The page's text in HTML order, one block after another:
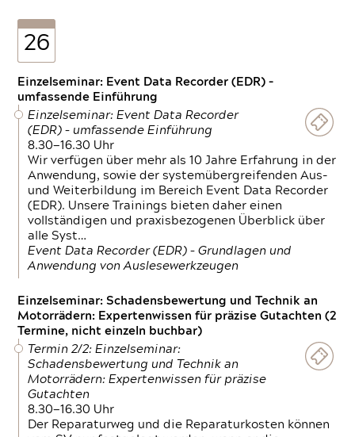
26
Einzelseminar: Event Data Recorder (EDR) –
umfassende Einführung
Einzelseminar: Event Data Recorder
(EDR) – umfassende Einführung
8.30—16.30 Uhr
Wir verfügen über mehr als 10 Jahre Erfahrung in der
Anwendung, sowie der systemübergreifenden Aus-
und Weiterbildung im Bereich Event Data Recorder
(EDR). Unsere Trainings bieten daher einen
vollständigen und praxisbezogenen Überblick über
alle Syst…
Event Data Recorder (EDR) – Grundlagen und
Anwendung von Auslesewerkzeugen
Einzelseminar: Schadensbewertung und Technik an
Motorrädern: Expertenwissen für präzise Gutachten (2
Termine, nicht einzeln buchbar)
Termin 2/2: Einzelseminar:
Schadensbewertung und Technik an
Motorrädern: Expertenwissen für präzise
Gutachten
8.30—16.30 Uhr
Der Reparaturweg und die Reparaturkosten können